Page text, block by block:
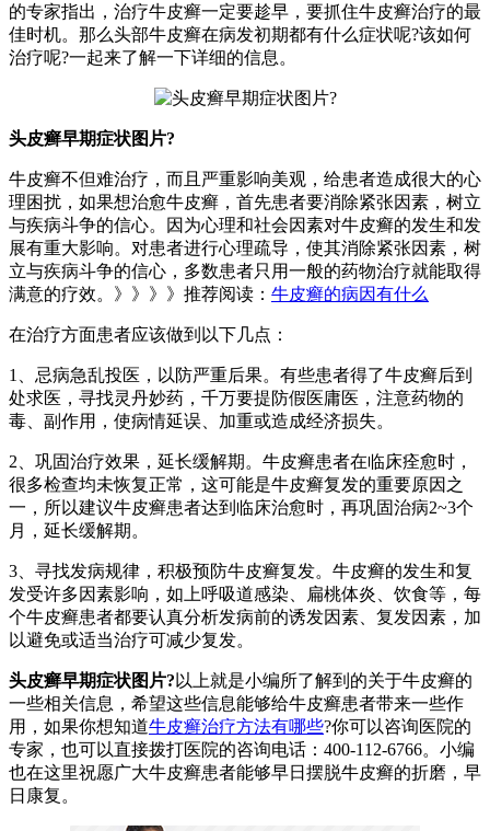
的专家指出，治疗牛皮癣一定要趁早，要抓住牛皮癣治疗的最
佳时机。那么头部牛皮癣在病发初期都有什么症状呢?该如何
治疗呢?一起来了解一下详细的信息。
头皮癣早期症状图片?
牛皮癣不但难治疗，而且严重影响美观，给患者造成很大的心
理困扰，如果想治愈牛皮癣，首先患者要消除紧张因素，树立
与疾病斗争的信心。因为心理和社会因素对牛皮癣的发生和发
展有重大影响。对患者进行心理疏导，使其消除紧张因素，树
立与疾病斗争的信心，多数患者只用一般的药物治疗就能取得
满意的疗效。》》》》推荐阅读： 牛皮癣的病因有什么
在治疗方面患者应该做到以下几点：
1、忌病急乱投医，以防严重后果。有些患者得了牛皮癣后到
处求医，寻找灵丹妙药，千万要提防假医庸医，注意药物的
毒、副作用，使病情延误、加重或造成经济损失。
2、巩固治疗效果，延长缓解期。牛皮癣患者在临床痊愈时，
很多检查均未恢复正常，这可能是牛皮癣复发的重要原因之
一，所以建议牛皮癣患者达到临床治愈时，再巩固治病2~3个
月，延长缓解期。
3、寻找发病规律，积极预防牛皮癣复发。牛皮癣的发生和复
发受许多因素影响，如上呼吸道感染、扁桃体炎、饮食等，每
个牛皮癣患者都要认真分析发病前的诱发因素、复发因素，加
以避免或适当治疗可减少复发。
头皮癣早期症状图片?以上就是小编所了解到的关于牛皮癣的
一些相关信息，希望这些信息能够给牛皮癣患者带来一些作
用，如果你想知道牛皮癣治疗方法有哪些?你可以咨询医院的
专家，也可以直接拨打医院的咨询电话：400-112-6766。小编
也在这里祝愿广大牛皮癣患者能够早日摆脱牛皮癣的折磨，早
日康复。